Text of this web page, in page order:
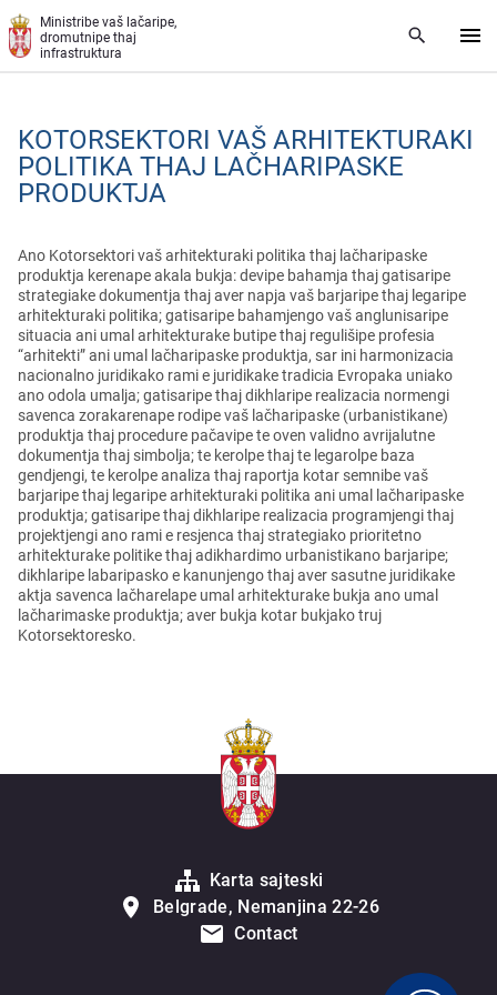
Skip to main content
Ministribe vaš lačaripe,
dromutnipe thaj
infrastruktura
KOTORSEKTORI VAŠ ARHITEKTURAKI
POLITIKA THAJ LAČHARIPASKE
PRODUKTJA
Ano Kotorsektori vaš arhitekturaki politika thaj lačharipaske
produktja kerenape akala bukja: devipe bahamja thaj gatisaripe
strategiake dokumentja thaj aver napja vaš barjaripe thaj legaripe
arhitekturaki politika; gatisaripe bahamjengo vaš anglunisaripe
situacia ani umal arhitekturake butipe thaj regulišipe profesia
“arhitekti” ani umal lačharipaske produktja, sar ini harmonizacia
nacionalno juridikako rami e juridikake tradicia Evropaka uniako
ano odola umalja; gatisaripe thaj dikhlaripe realizacia normengi
savenca zorakarenape rodipe vaš lačharipaske (urbanistikane)
produktja thaj procedure pačavipe te oven validno avrijalutne
dokumentja thaj simbolja; te kerolpe thaj te legarolpe baza
gendjengi, te kerolpe analiza thaj raportja kotar semnibe vaš
barjaripe thaj legaripe arhitekturaki politika ani umal lačharipaske
produktja; gatisaripe thaj dikhlaripe realizacia programjengi thaj
projektjengi ano rami e resjenca thaj strategiako prioritetno
arhitekturake politike thaj adikhardimo urbanistikano barjaripe;
dikhlaripe labaripasko e kanunjengo thaj aver sasutne juridikake
aktja savenca lačharelape umal arhitekturake bukja ano umal
lačharimaske produktja; aver bukja kotar bukjako truj
Kotorsektoresko.
Karta sajteski
Belgrade, Nemanjina 22-26
Contact